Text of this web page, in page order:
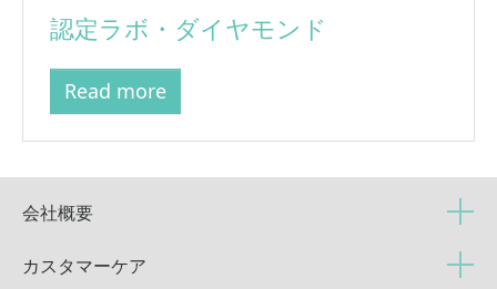
認定ラボ・ダイヤモンド
Read more
会社概要
カスタマーケア